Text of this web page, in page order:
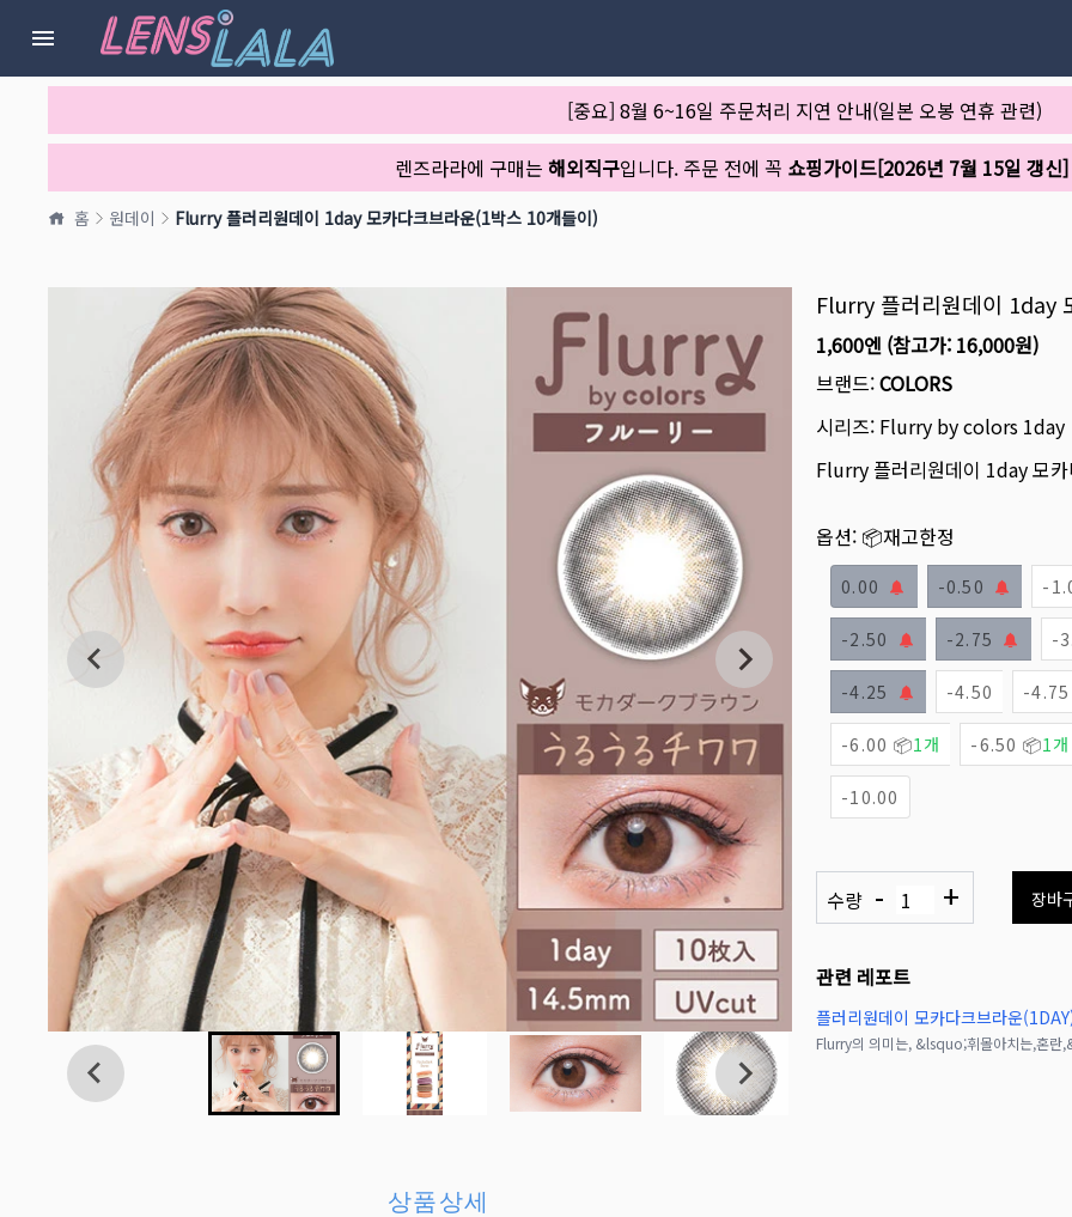
[중요] 8월 6~16일 주문처리 지연 안내(일본 오봉 연휴 관련)
렌즈라라에 구매는 해외직구입니다. 주문 전에 꼭 쇼핑가이드[2026년 7월 15일 갱신]
홈 원데이 Flurry 플러리원데이 1day 모카다크브라운(1박스 10개들이)
Flurry 플러리원데이 1day
1,600엔 (참고가: 16,000원)
브랜드:COLORS
시리즈: Flurry by colors 1day
Flurry 플러리원데이 1day 모
옵션: 📦재고한정
0.00 -0.50 -
-2.50 -2.75 -
-4.25 -4.50 -4.75
-6.00 📦1개 -6.50 📦1개
-10.00
수량 - + 장바
관련 레포트
플러리원데이 모카다크브라운
상품상세